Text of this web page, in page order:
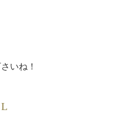
いね！